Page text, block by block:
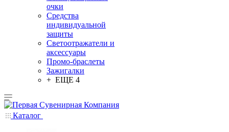
очки
Средства
индивидуальной
защиты
Светоотражатели и
аксессуары
Промо-браслеты
Зажигалки
+ ЕЩЕ 4
Каталог